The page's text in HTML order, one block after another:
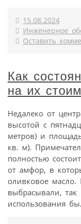
15.08.2024
Инженерное
Оставить
Как
на их
Недалеко от
высотой с
метров) и
кв. м).
полностью
от амфор, в
оливковое
выбрасывали,
использования